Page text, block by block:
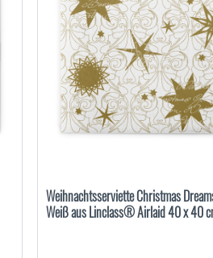
Weihnachtsserviette Christmas
Weiß aus Linclass® Airlaid 40 x 40